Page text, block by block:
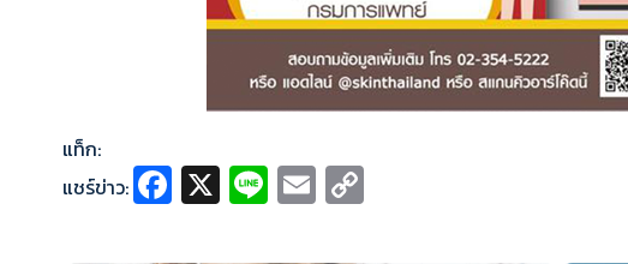
แท็ก:
แชร์ข่าว:
Fa
ce
X Li
n
E
m